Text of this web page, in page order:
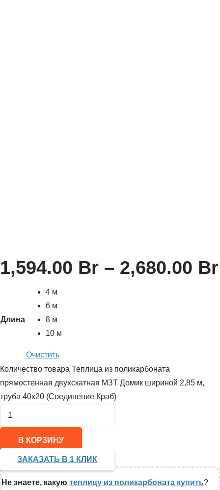
1,594.00 Br – 2,680.00 Br
Длина
4 м
6 м
8 м
10 м
Очистить
Количество товара Теплица из поликарбоната
прямостенная двухскатная МЗТ Домик шириной 2,85 м,
труба 40х20 (Соединение Краб)
В КОРЗИНУ
ЗАКАЗАТЬ В 1 КЛИК
Не знаете, какую теплицу из поликарбоната купить?